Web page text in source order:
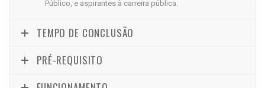
Público, e aspirantes à carreira pública.
TEMPO DE CONCLUSÃO
PRÉ-REQUISITO